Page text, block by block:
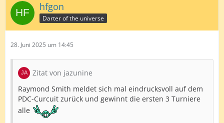
hfgon
Darter of the universe
28. Juni 2025 um 14:45
Zitat von jazunine
Raymond Smith meldet sich mal eindrucksvoll auf dem
PDC-Curcuit zurück und gewinnt die ersten 3 Turniere
alle